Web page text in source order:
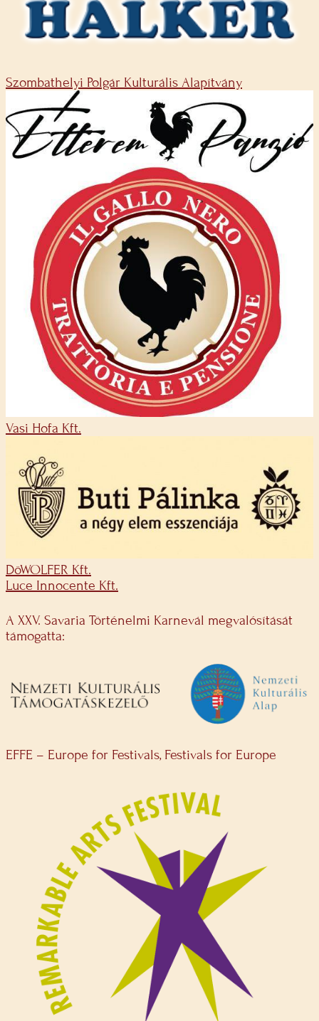
Szombathelyi Polgár Kulturális Alapítvány
Vasi Hofa Kft.
DöWOLFER Kft.
Luce Innocente Kft.
A XXV. Savaria Történelmi Karnevál megvalósítását
támogatta:
EFFE – Europe for Festivals, Festivals for Europe